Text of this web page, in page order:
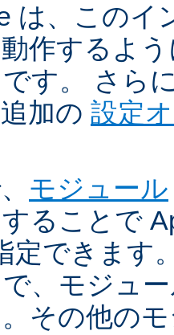
は、このイ
作するよ
す。 さら
加の 設定
モジュール
ることで
定できます
、モジュ
その他の